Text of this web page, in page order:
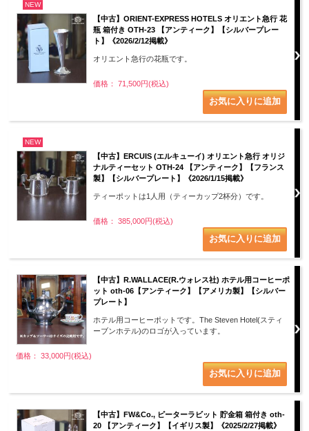
NEW
【中古】ORIENT-EXPRESS HOTELS オリエント急行 花
瓶 箱付き OTH-23 【アンティーク】【シルバープレー
ト】《2026/2/12掲載》
オリエント急行の花瓶です。
価格： 71,500円(税込)
NEW
【中古】ERCUIS (エルキューイ) オリエント急行 オリジ
ナルティーセット OTH-24 【アンティーク】【フランス
製】【シルバープレート】《2026/1/15掲載》
ティーポットは1人用（ティーカップ2杯分）です。
価格： 385,000円(税込)
【中古】R.WALLACE(R.ウォレス社) ホテル用コーヒーポ
ット oth-06【アンティーク】【アメリカ製】【シルバー
プレート】
ホテル用コーヒーポットです。The Steven Hotel(スティ
ーブンホテル)のロゴが入っています。
価格： 33,000円(税込)
【中古】FW&Co., ピーターラビット 貯金箱 箱付き oth-
20 【アンティーク】【イギリス製】《2025/2/27掲載》